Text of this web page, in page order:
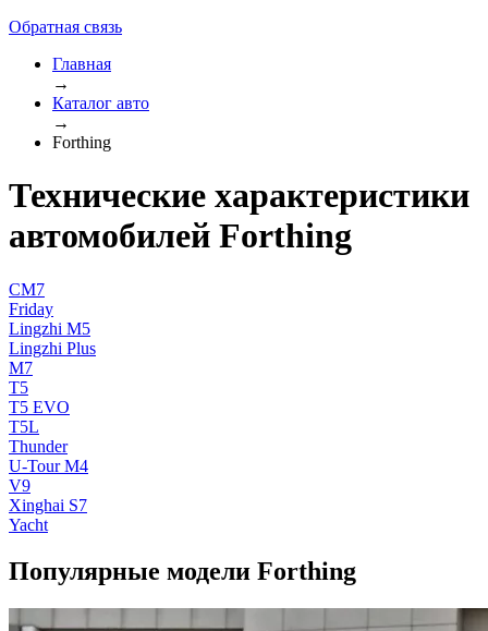
Обратная связь
Главная
→
Каталог авто
→
Forthing
Технические характеристики
автомобилей Forthing
CM7
Friday
Lingzhi M5
Lingzhi Plus
M7
T5
T5 EVO
T5L
Thunder
U-Tour M4
V9
Xinghai S7
Yacht
Популярные модели Forthing